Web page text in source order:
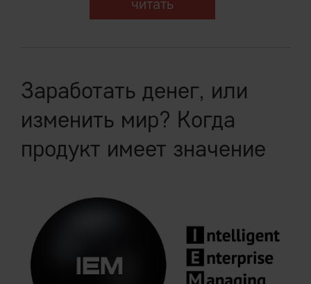
читать
Заработать денег, или
изменить мир? Когда
продукт имеет значение